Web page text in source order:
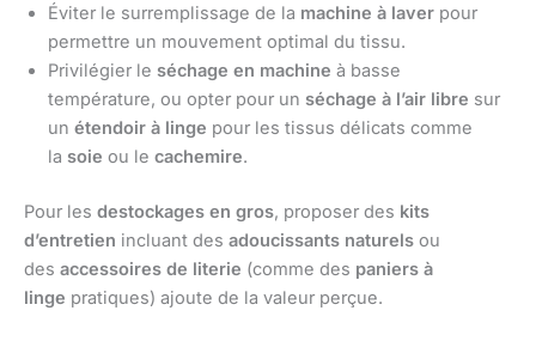
Éviter le surremplissage de la machine à laver pour
permettre un mouvement optimal du tissu.
Privilégier le séchage en machine à basse
température, ou opter pour un séchage à l’air libre sur
un étendoir à linge pour les tissus délicats comme
la soie ou le cachemire.
Pour les destockages en gros, proposer des kits
d’entretien incluant des adoucissants naturels ou
des accessoires de literie (comme des paniers à
linge pratiques) ajoute de la valeur perçue.